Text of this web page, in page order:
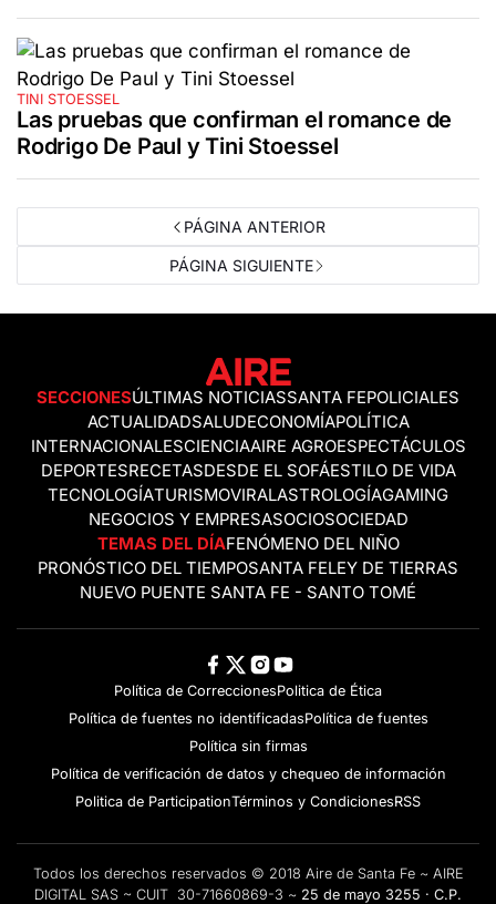
TINI STOESSEL
Las pruebas que confirman el romance de
Rodrigo De Paul y Tini Stoessel
PÁGINA ANTERIOR
PÁGINA SIGUIENTE
SECCIONESÚLTIMAS NOTICIASSANTA FEPOLICIALES
ACTUALIDADSALUDECONOMÍAPOLÍTICA
INTERNACIONALESCIENCIAAIRE AGROESPECTÁCULOS
DEPORTESRECETASDESDE EL SOFÁESTILO DE VIDA
TECNOLOGÍATURISMOVIRALASTROLOGÍAGAMING
NEGOCIOS Y EMPRESASOCIOSOCIEDAD
TEMAS DEL DÍAFENÓMENO DEL NIÑO
PRONÓSTICO DEL TIEMPOSANTA FELEY DE TIERRAS
NUEVO PUENTE SANTA FE - SANTO TOMÉ
Política de CorreccionesPolitica de Ética
Política de fuentes no identificadasPolítica de fuentes
Política sin firmas
Política de verificación de datos y chequeo de información
Politica de ParticipationTérminos y CondicionesRSS
Todos los derechos reservados © 2018 Aire de Santa Fe ~ AIRE
DIGITAL SAS ~ CUIT 30-71660869-3 ~ 25 de mayo 3255 · C.P.